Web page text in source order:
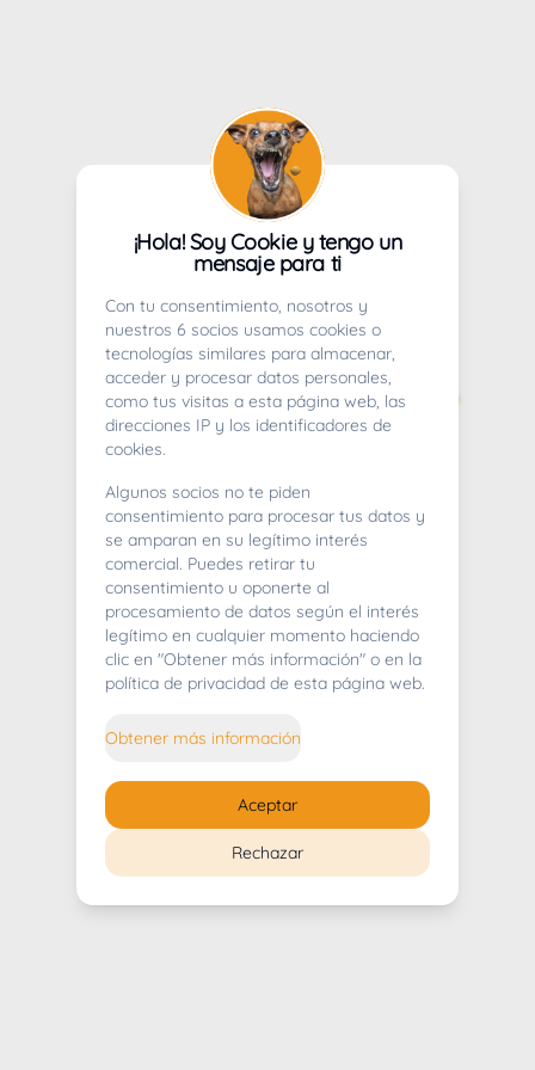
404
Whoops! Lo sentimos mucho.
¡Hola! Soy Cookie y tengo un
mensaje para ti
Con tu consentimiento, nosotros y
nuestros 6 socios usamos cookies o
tecnologías similares para almacenar,
acceder y procesar datos personales,
como tus visitas a esta página web, las
direcciones IP y los identificadores de
cookies.
Algunos socios no te piden
consentimiento para procesar tus datos y
se amparan en su legítimo interés
comercial. Puedes retirar tu
consentimiento u oponerte al
procesamiento de datos según el interés
legítimo en cualquier momento haciendo
clic en "Obtener más información" o en la
política de privacidad de esta página web.
Obtener más información
Rechazar
Aceptar